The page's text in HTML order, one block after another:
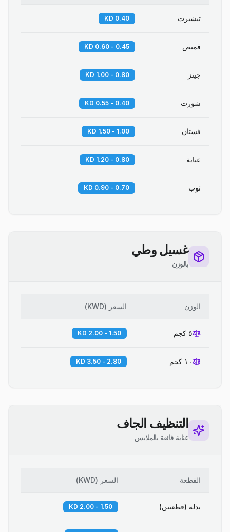
تيشيرت 0.40 KD
قميص 0.45 - 0.60 KD
جينز 0.80 - 1.00 KD
شورت 0.40 - 0.55 KD
فستان 1.00 - 1.50 KD
عباية 0.80 - 1.20 KD
ثوب 0.70 - 0.90 KD
غسيل وطي
بالوزن
الوزن السعر (
KWD
)
٥ كجم 1.50 - 2.00 KD
١٠ كجم 2.80 - 3.50 KD
التنظيف الجاف
عناية فائقة بالملابس
القطعة السعر (
KWD
)
بدلة (قطعتين) 1.50 - 2.00 KD